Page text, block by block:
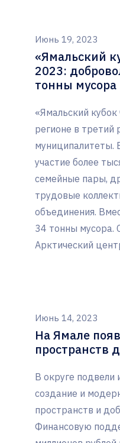
Июнь 19, 2023
«Ямальский
2023:
тонны мусора
«Ямальский
регионе в третий
муниципалитеты.
участие более
семейные пары,
трудовые
объединения.
34 тонны мусора.
Арктический
Июнь 14, 2023
На Ямале
пространств
В округе подвели
создание и
пространств и
Финансовую